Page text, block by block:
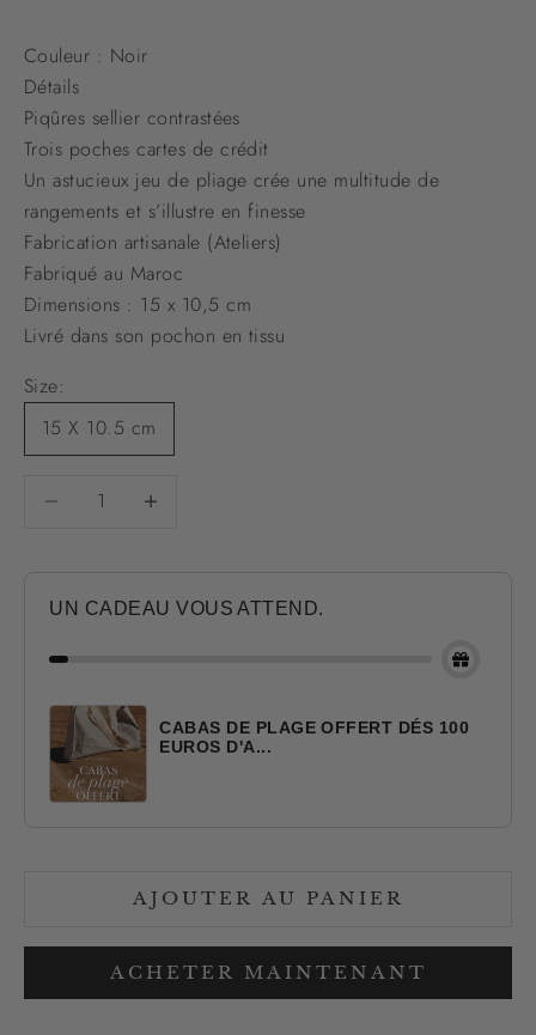
Couleur : Noir
Détails
Piqûres sellier contrastées
Trois poches cartes de crédit
Un astucieux jeu de pliage crée une multitude de
rangements et s’illustre en finesse
Fabrication artisanale (Ateliers)
Fabriqué au Maroc
Dimensions : 15 x 10,5 cm
Livré dans son pochon en tissu
Size:
15 X 10.5 cm
Diminuer la quantitéDiminuer la quantité
UN CADEAU VOUS ATTEND.
CABAS DE PLAGE OFFERT DÉS 100
EUROS D'A...
AJOUTER AU PANIER
ACHETER MAINTENANT